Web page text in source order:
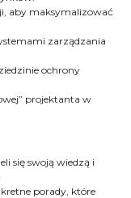
aby maksymalizować
zarządzania
ochrony
projektanta w
się swoją wiedzą i
porady, które